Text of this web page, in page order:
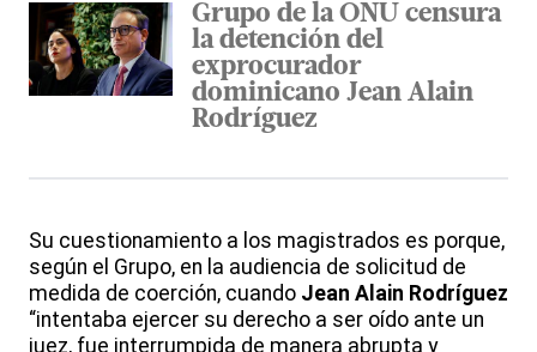
Grupo de la ONU censura
la detención del
exprocurador
dominicano Jean Alain
Rodríguez
Su cuestionamiento a los magistrados es porque,
según el Grupo, en la audiencia de solicitud de
medida de coerción, cuando Jean Alain Rodríguez
“intentaba ejercer su derecho a ser oído ante un
juez, fue interrumpida de manera abrupta y